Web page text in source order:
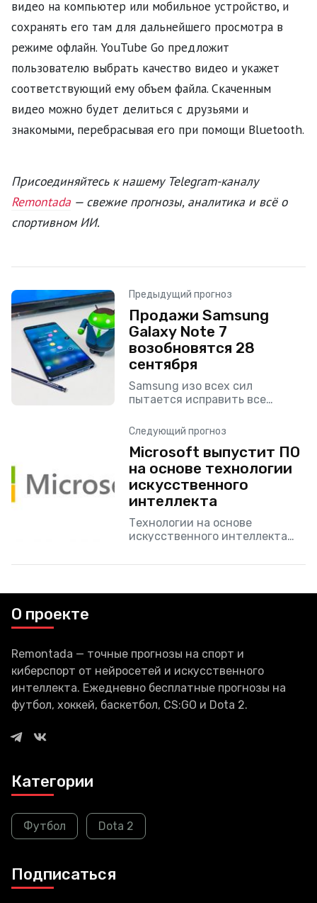
видео на компьютер или мобильное устройство, и
сохранять его там для дальнейшего просмотра в
режиме офлайн. YouTube Go предложит
пользователю выбрать качество видео и укажет
соответствующий ему объем файла. Скаченным
видео можно будет делиться с друзьями и
знакомыми, перебрасывая его при помощи Bluetooth.
Присоединяйтесь к нашему Telegram-каналу
Remontada — свежие прогнозы, аналитика и всё о
спортивном ИИ.
Предыдущий прогноз
Продажи Samsung
Galaxy Note 7
возобновятся 28
сентября
Samsung изо всех сил
пытается исправить все
Galaxy Note 7, которые
возникли после продажи
первой партии. А именно: у
многих пользователей данного
смартфона
Следующий прогноз
Microsoft выпустит ПО
на основе технологии
искусственного
интеллекта
Технологии на основе
искусственного интеллекта
ведущие IT компании.
О проекте
Remontada — точные прогнозы на спорт и
киберспорт от нейросетей и искусственного
интеллекта. Ежедневно бесплатные прогнозы на
футбол, хоккей, баскетбол, CS:GO и Dota 2.
Категории
Футбол Dota 2
Подписаться